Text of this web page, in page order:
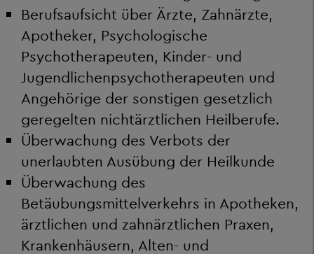
Berufsaufsicht über Ärzte, Zahnärzte,
Apotheker, Psychologische
Psychotherapeuten, Kinder- und
Jugendlichenpsychotherapeuten und
Angehörige der sonstigen gesetzlich
geregelten nichtärztlichen Heilberufe.
Überwachung des Verbots der
unerlaubten Ausübung der Heilkunde
Überwachung des
Betäubungsmittelverkehrs in Apotheken,
ärztlichen und zahnärztlichen Praxen,
Krankenhäusern, Alten- und